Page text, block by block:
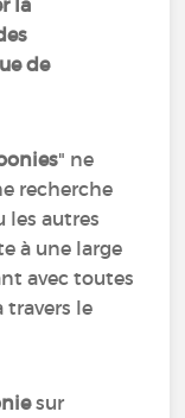
de
" ne
recherche
les autres
à une large
avec toutes
travers le
sur